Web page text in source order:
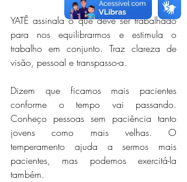
YATÊ assinala o que deve ser trabalhado
para nos equilibrarmos e estimula o
trabalho em conjunto. Traz clareza de
visão, pessoal e transpasso-a.
Dizem que ficamos mais pacientes
conforme o tempo vai passando.
Conheço pessoas sem paciência tanto
jovens como mais velhas. O
temperamento ajuda a sermos mais
pacientes, mas podemos exercitá-la
também.